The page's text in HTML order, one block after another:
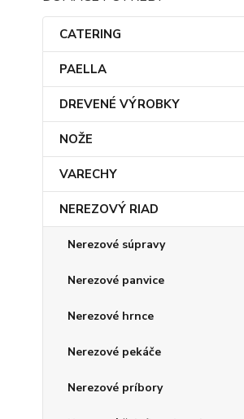
CATERING
PAELLA
DREVENÉ VÝROBKY
NOŽE
VARECHY
NEREZOVÝ RIAD
Nerezové súpravy
Nerezové panvice
Nerezové hrnce
Nerezové pekáče
Nerezové príbory